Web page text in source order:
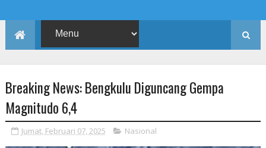
Breaking News: Bengkulu Diguncang Gempa
Magnitudo 6,4
Jumat, Februari 07, 2025 Nasional